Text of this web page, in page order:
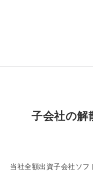
子会社の解
当社全額出資子会社ソフ